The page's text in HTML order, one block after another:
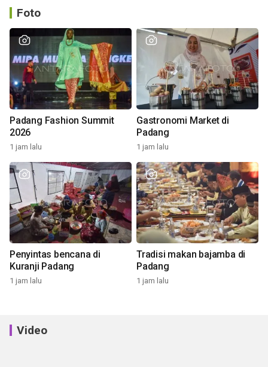
Foto
Padang Fashion Summit
2026
1 jam lalu
Gastronomi Market di
Padang
1 jam lalu
Penyintas bencana di
Kuranji Padang
1 jam lalu
Tradisi makan bajamba di
Padang
1 jam lalu
Video